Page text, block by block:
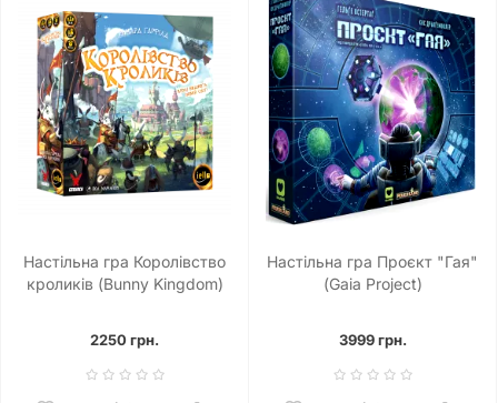
Настільна гра Королівство
кроликів (Bunny Kingdom)
2250 грн.
Настільна гра Проєкт "Гая"
(Gaia Project)
3999 грн.